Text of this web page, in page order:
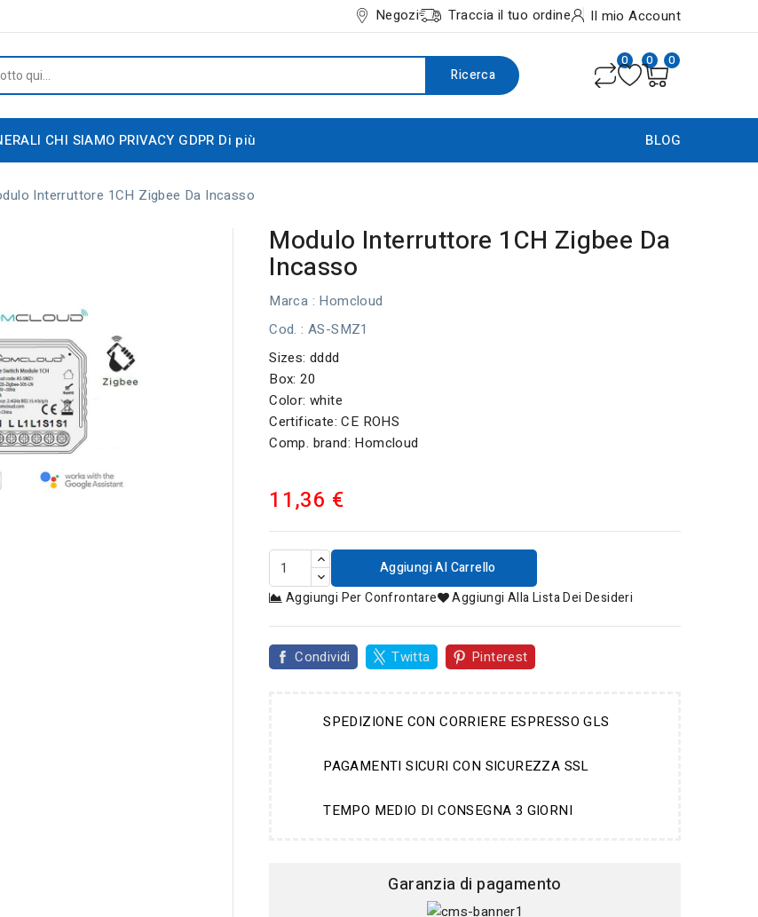
Negozi Traccia il tuo ordine Il mio Account
Ricerca
0 0 0
CHI SIAMO PRIVACY GDPR Di più BLOG
Interruttore 1CH Zigbee Da Incasso
Modulo Interruttore 1CH Zigbee Da
Incasso
Marca : Homcloud
Cod. : AS-SMZ1
Sizes: dddd
Box: 20
Color: white
Certificate: CE ROHS
Comp. brand: Homcloud
11,36 €
Aggiungi Al Carrello
Aggiungi Per Confrontare
Aggiungi Alla Lista Dei Desideri
Condividi Twitta Pinterest
SPEDIZIONE CON CORRIERE ESPRESSO GLS
PAGAMENTI SICURI CON SICUREZZA SSL
TEMPO MEDIO DI CONSEGNA 3 GIORNI
Garanzia di pagamento